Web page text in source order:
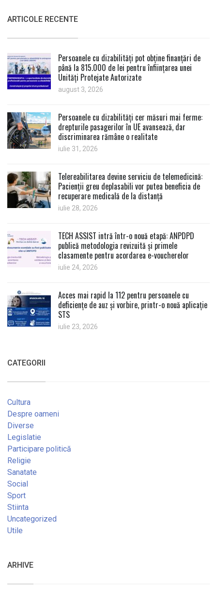
ARTICOLE RECENTE
Persoanele cu dizabilități pot obține finanțări de
până la 815.000 de lei pentru înființarea unei
Unități Protejate Autorizate
august 3, 2026
Persoanele cu dizabilități cer măsuri mai ferme:
drepturile pasagerilor în UE avansează, dar
discriminarea rămâne o realitate
iulie 31, 2026
Telereabilitarea devine serviciu de telemedicină:
Pacienții greu deplasabili vor putea beneficia de
recuperare medicală de la distanță
iulie 28, 2026
TECH ASSIST intră într-o nouă etapă: ANPDPD
publică metodologia revizuită și primele
clasamente pentru acordarea e-voucherelor
iulie 24, 2026
Acces mai rapid la 112 pentru persoanele cu
deficiențe de auz și vorbire, printr-o nouă aplicație
STS
iulie 23, 2026
CATEGORII
Cultura
Despre oameni
Diverse
Legislatie
Participare politică
Religie
Sanatate
Social
Sport
Stiinta
Uncategorized
Utile
ARHIVE